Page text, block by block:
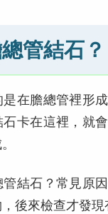
管結石？
是在膽總管裡形
卡在這裡，就
結石？常見原
後來檢查才發